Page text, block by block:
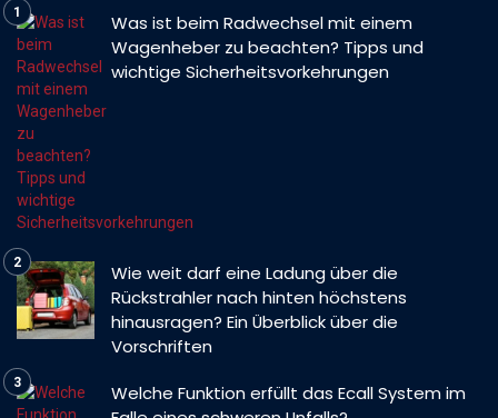
Was ist beim Radwechsel mit einem
Wagenheber zu beachten? Tipps und
wichtige Sicherheitsvorkehrungen
Wie weit darf eine Ladung über die
Rückstrahler nach hinten höchstens
hinausragen? Ein Überblick über die
Vorschriften
Welche Funktion erfüllt das Ecall System im